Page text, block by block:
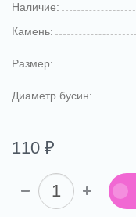
Наличие:
Камень:
Размер:
Диаметр бусин:
110 ₽